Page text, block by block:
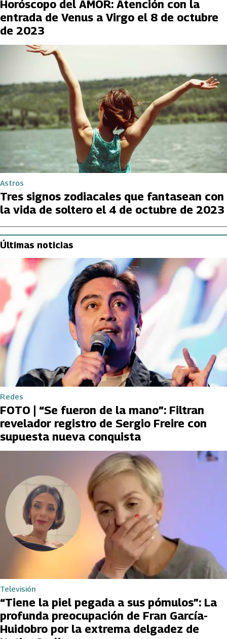
Horóscopo del AMOR: Atención con la
entrada de Venus a Virgo el 8 de octubre
de 2023
Astros
Tres signos zodiacales que fantasean con
la vida de soltero el 4 de octubre de 2023
Últimas noticias
Redes
FOTO | “Se fueron de la mano”: Filtran
revelador registro de Sergio Freire con
supuesta nueva conquista
Televisión
“Tiene la piel pegada a sus pómulos”: La
profunda preocupación de Fran García-
Huidobro por la extrema delgadez de